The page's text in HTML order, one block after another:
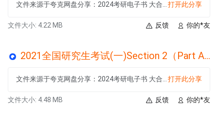
打开此分享
文件大小: 4.22 MB 你的*友
反馈
2021全国研究生考试(一)Section 2（Part A）Text 2.mp3
打开此分享
文件大小: 4.48 MB 你的*友
反馈